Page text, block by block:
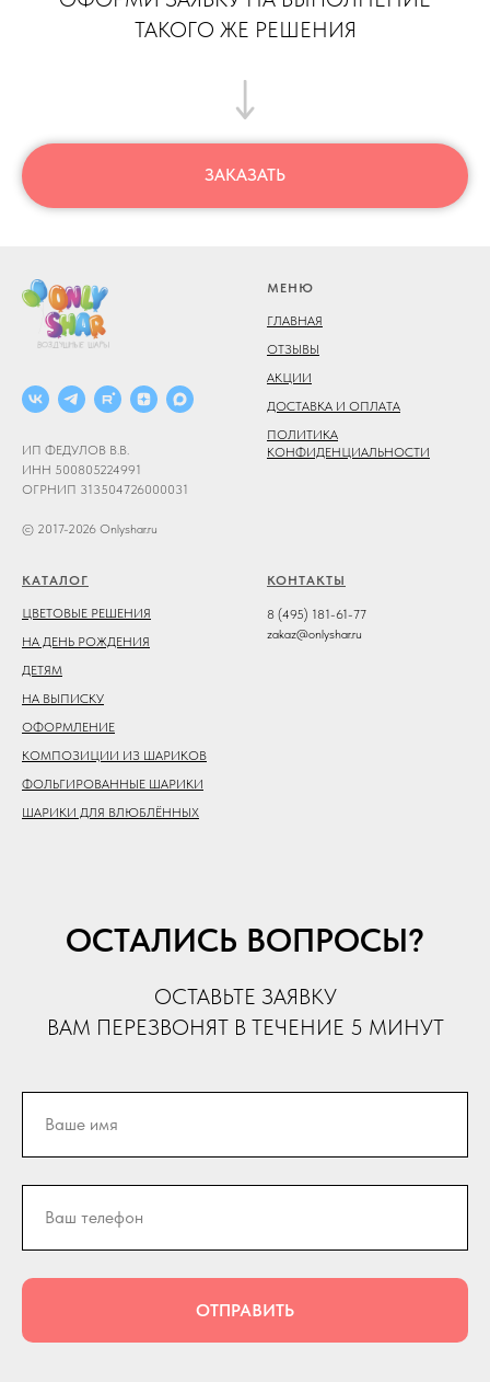
ТАКОГО ЖЕ РЕШЕНИЯ
ЗАКАЗАТЬ
ИП ФЕДУЛОВ В.В.
ИНН 500805224991
ОГРНИП 313504726000031
© 2017-2026 Onlyshar.ru
МЕНЮ
ГЛАВНАЯ
ОТЗЫВЫ
АКЦИИ
ДОСТАВКА И ОПЛАТА
ПОЛИТИКА
КОНФИДЕНЦИАЛЬНОСТИ
КАТАЛОГ
ЦВЕТОВЫЕ РЕШЕНИЯ
НА ДЕНЬ РОЖДЕНИЯ
ДЕТЯМ
НА ВЫПИСКУ
ОФОРМЛЕНИЕ
КОМПОЗИЦИИ ИЗ ШАРИКОВ
ФОЛЬГИРОВАННЫЕ ШАРИКИ
ШАРИКИ ДЛЯ ВЛЮБЛЁННЫХ
КОНТАКТЫ
8 (495) 181-61-77
zakaz@onlyshar.ru
ОСТАЛИСЬ ВОПРОСЫ?
ОСТАВЬТЕ ЗАЯВКУ
ВАМ ПЕРЕЗВОНЯТ В ТЕЧЕНИЕ 5 МИНУТ
ОТПРАВИТЬ